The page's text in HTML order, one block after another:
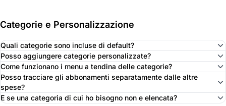
Categorie e Personalizzazione
Quali categorie sono incluse di default?
Posso aggiungere categorie personalizzate?
Come funzionano i menu a tendina delle categorie?
Posso tracciare gli abbonamenti separatamente dalle altre
spese?
E se una categoria di cui ho bisogno non e elencata?